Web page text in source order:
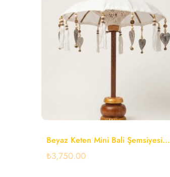
Beyaz Keten Mini Bali Şemsiyesi...
₺3,750.00